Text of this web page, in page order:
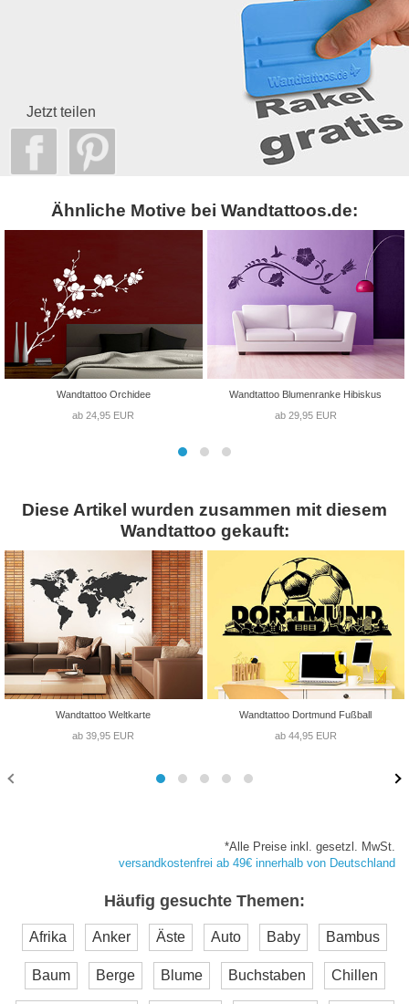
Jetzt teilen
Ähnliche Motive bei Wandtattoos.de:
Wandtattoo Orchidee
ab 24,95 EUR
Wandtattoo Blumenranke Hibiskus
ab 29,95 EUR
Diese Artikel wurden zusammen mit diesem
Wandtattoo gekauft:
Wandtattoo Weltkarte
ab 39,95 EUR
Wandtattoo Dortmund Fußball
ab 44,95 EUR
*Alle Preise inkl. gesetzl. MwSt.
versandkostenfrei ab 49€ innerhalb von Deutschland
Häufig gesuchte Themen:
Afrika Anker Äste Auto Baby Bambus
Baum Berge Blume Buchstaben Chillen